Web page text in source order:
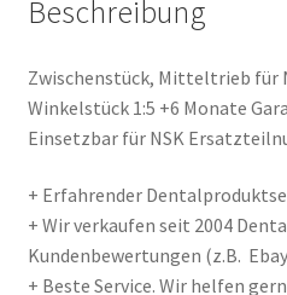
Beschreibung
Zwischenstück, Mitteltrieb für
Winkelstück 1:5 +6 Monate
Einsetzbar für NSK
+ Erfahrender
+ Wir verkaufen seit 2004
Kundenbewertungen (z.B.
+ Beste Service. Wir helfen